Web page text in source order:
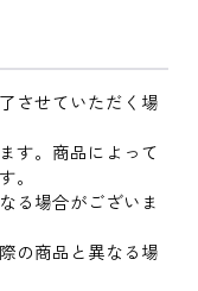
させていただく場
す。商品によって
。
る場合がございま
の商品と異なる場